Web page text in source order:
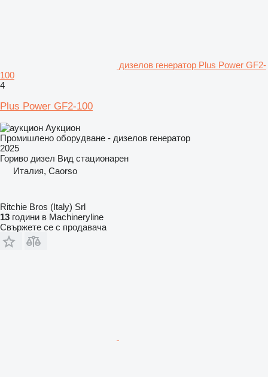
дизелов генератор Plus Power GF2-
100
4
Plus Power GF2-100
Аукцион
Промишлено оборудване - дизелов генератор
2025
Гориво дизел Вид стационарен
Италия, Caorso
Ritchie Bros (Italy) Srl
13 години в Machineryline
Свържете се с продавача